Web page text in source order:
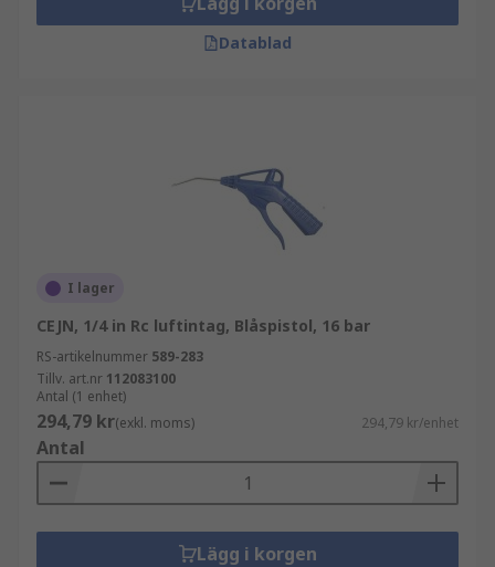
Datablad
I lager
CEJN, 1/4 in Rc luftintag, Blåspistol, 16 bar
RS-artikelnummer 589-283
Tillv. art.nr 112083100
Antal (1 enhet)
294,79 kr(exkl. moms) 294,79 kr/enhet
Antal
Lägg i korgen